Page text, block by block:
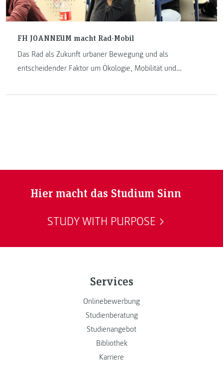
FH JOANNEUM macht Rad-Mobil
Das Rad als Zukunft urbaner Bewegung und als
entscheidender Faktor um Ökologie, Mobilität und
Hier macht das Studium Sinn
STUDY WITH PURPOSE
Services
Onlinebewerbung
Studienberatung
Studienangebot
Bibliothek
Karriere